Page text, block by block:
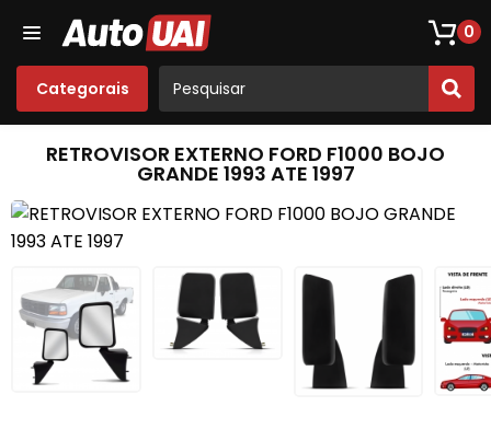
0
Categorais
Loja De Peças De Fusca Som
RETROVISOR EXTERNO FORD F1000 BOJO
GRANDE 1993 ATE 1997